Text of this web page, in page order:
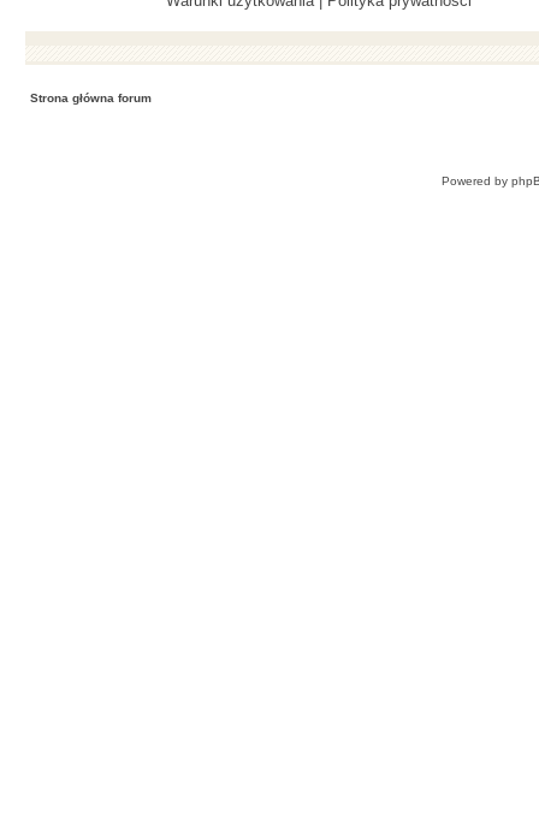
Strona główna forum
Powered by